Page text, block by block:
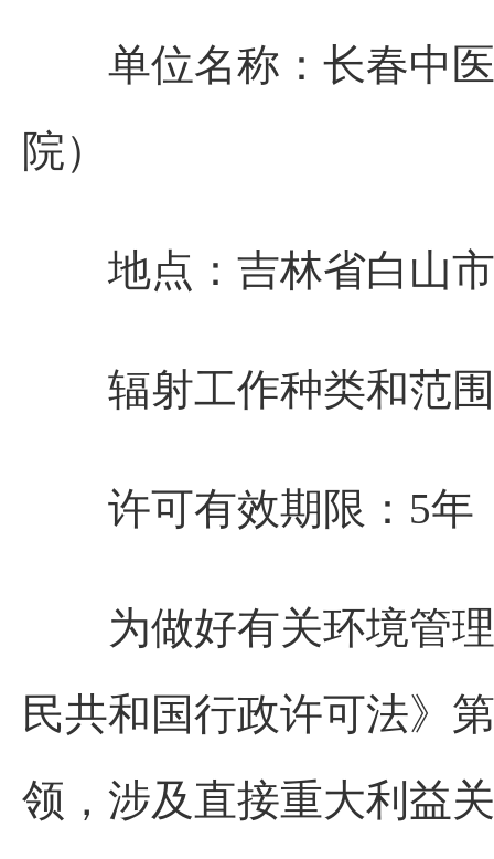
单位名称 ： 长春中
院）
地点 ： 吉林省白山
辐射工作种类和范围
许可有效期限：5年
为做好有关环境管理
民共和国行政许可法》
领，涉及直接重大利益